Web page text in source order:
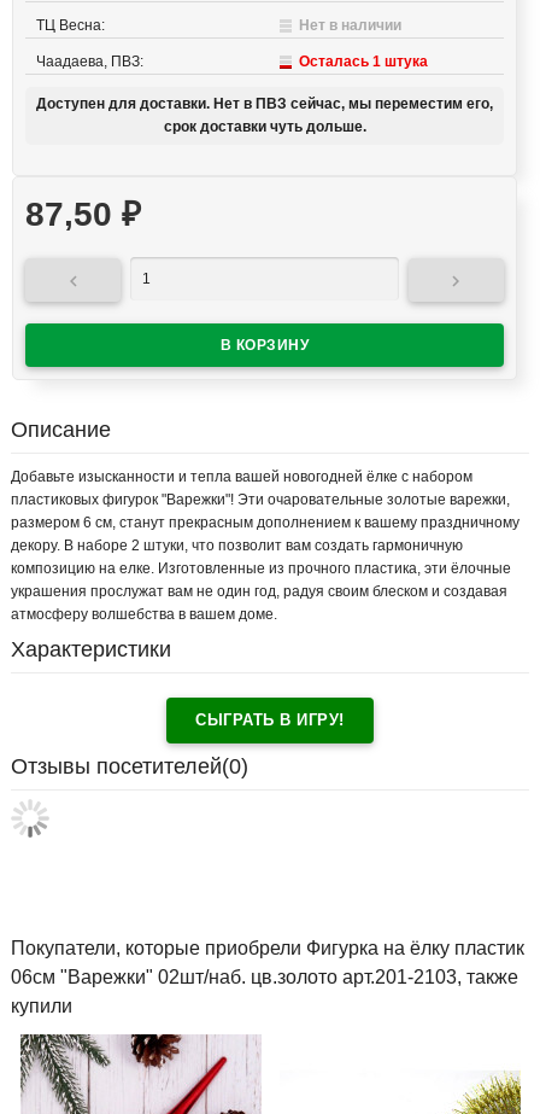
ТЦ Весна: Нет в наличии
Чаадаева, ПВЗ: Осталась 1 штука
Доступен для доставки. Нет в ПВЗ сейчас, мы переместим его,
срок доставки чуть дольше.
87,50 ₽
 
Описание
Добавьте изысканности и тепла вашей новогодней ёлке с набором
пластиковых фигурок "Варежки"! Эти очаровательные золотые варежки,
размером 6 см, станут прекрасным дополнением к вашему праздничному
декору. В наборе 2 штуки, что позволит вам создать гармоничную
композицию на елке. Изготовленные из прочного пластика, эти ёлочные
украшения прослужат вам не один год, радуя своим блеском и создавая
атмосферу волшебства в вашем доме.
Характеристики
СЫГРАТЬ В ИГРУ!
Отзывы посетителей(0)
Покупатели, которые приобрели Фигурка на ёлку пластик
06см "Варежки" 02шт/наб. цв.золото арт.201-2103, также
купили